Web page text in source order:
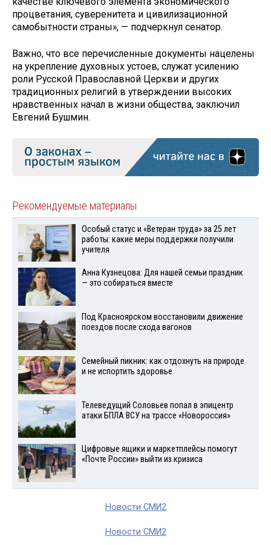
процветания, суверенитета и цивилизационной
самобытности страны», — подчеркнул сенатор.
Важно, что все перечисленные документы нацелены
на укрепление духовных устоев, служат усилению
роли Русской Православной Церкви и других
традиционных религий в утверждении высоких
нравственных начал в жизни общества, заключил
Евгений Бушмин.
Рекомендуемые материалы
Особый статус и «Ветеран труда» за 25 лет
работы: какие меры поддержки получили
учителя
Анна Кузнецова: Для нашей семьи праздник
— это собираться вместе
Под Красноярском восстановили движение
поездов после схода вагонов
Семейный пикник: как отдохнуть на природе
и не испортить здоровье
Телеведущий Соловьев попал в эпицентр
атаки БПЛА ВСУ на трассе «Новороссия»
Цифровые ящики и маркетплейсы помогут
«Почте России» выйти из кризиса
Новости СМИ2
Новости СМИ2